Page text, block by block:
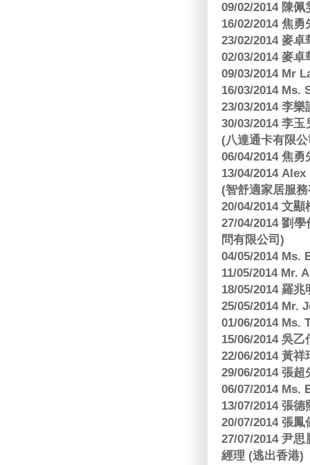
09/02/2014 陳
16/02/2014 焦
23/02/2014 麥
02/03/2014 麥
09/03/2014 Mr
16/03/2014 Ms.
23/03/2014 李
30/03/2014 李
(八達通卡有限
06/04/2014 焦
13/04/2014
(智舒適家居服
20/04/2014 文
27/04/2014 劉
問有限公司)
04/05/2014 Ms.
11/05/2014 Mr.
18/05/2014 羅
25/05/2014 Mr.
01/06/2014 Ms.
15/06/2014 吳
22/06/2014 黃
29/06/2014 張
06/07/2014 Ms.
13/07/2014 張
20/07/2014 張
27/07/2014 尹
經理 (逃出香港)